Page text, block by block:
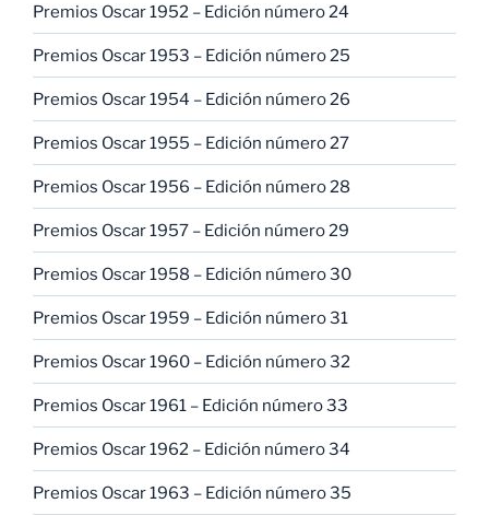
Premios Oscar 1952 – Edición número 24
Premios Oscar 1953 – Edición número 25
Premios Oscar 1954 – Edición número 26
Premios Oscar 1955 – Edición número 27
Premios Oscar 1956 – Edición número 28
Premios Oscar 1957 – Edición número 29
Premios Oscar 1958 – Edición número 30
Premios Oscar 1959 – Edición número 31
Premios Oscar 1960 – Edición número 32
Premios Oscar 1961 – Edición número 33
Premios Oscar 1962 – Edición número 34
Premios Oscar 1963 – Edición número 35